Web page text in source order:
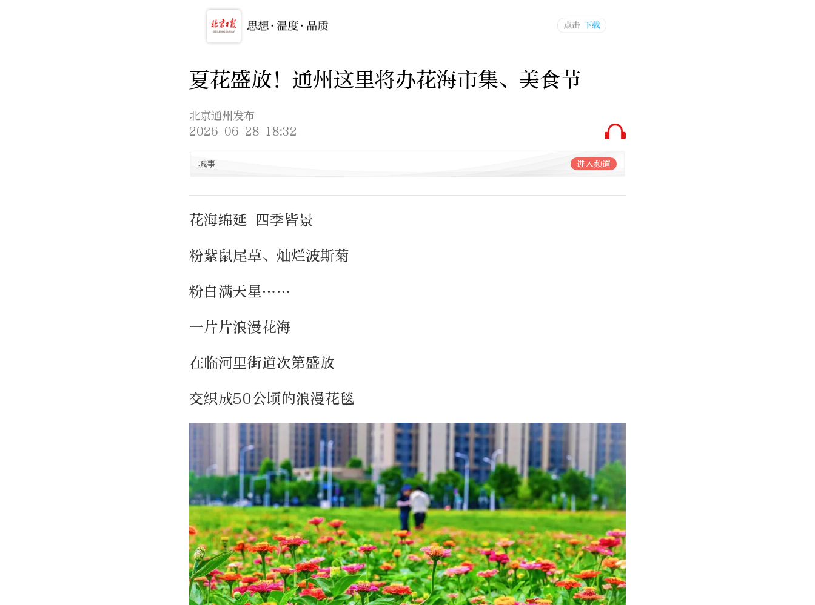
夏花盛放！通州这里将办花海市集、美食节
北京通州发布
2026-06-28 18:32
城事 进入频道
花海绵延 四季皆景
粉紫鼠尾草、灿烂波斯菊
粉白满天星……
一片片浪漫花海
在临河里街道次第盛放
交织成50公顷的浪漫花毯